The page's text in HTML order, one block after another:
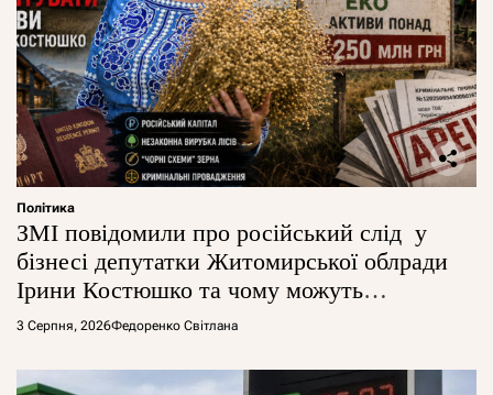
Політика
ЗМІ повідомили про російський слід у
бізнесі депутатки Житомирської облради
Ірини Костюшко та чому можуть
арештувати її активи
3 Серпня, 2026Федоренко Світлана